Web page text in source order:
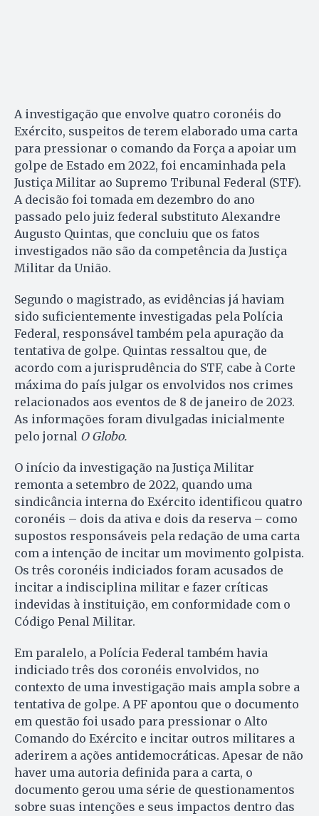
A investigação que envolve quatro coronéis do
Exército, suspeitos de terem elaborado uma carta
para pressionar o comando da Força a apoiar um
golpe de Estado em 2022, foi encaminhada pela
Justiça Militar ao Supremo Tribunal Federal (STF).
A decisão foi tomada em dezembro do ano
passado pelo juiz federal substituto Alexandre
Augusto Quintas, que concluiu que os fatos
investigados não são da competência da Justiça
Militar da União.
Segundo o magistrado, as evidências já haviam
sido suficientemente investigadas pela Polícia
Federal, responsável também pela apuração da
tentativa de golpe. Quintas ressaltou que, de
acordo com a jurisprudência do STF, cabe à Corte
máxima do país julgar os envolvidos nos crimes
relacionados aos eventos de 8 de janeiro de 2023.
As informações foram divulgadas inicialmente
pelo jornal O Globo.
O início da investigação na Justiça Militar
remonta a setembro de 2022, quando uma
sindicância interna do Exército identificou quatro
coronéis – dois da ativa e dois da reserva – como
supostos responsáveis pela redação de uma carta
com a intenção de incitar um movimento golpista.
Os três coronéis indiciados foram acusados de
incitar a indisciplina militar e fazer críticas
indevidas à instituição, em conformidade com o
Código Penal Militar.
Em paralelo, a Polícia Federal também havia
indiciado três dos coronéis envolvidos, no
contexto de uma investigação mais ampla sobre a
tentativa de golpe. A PF apontou que o documento
em questão foi usado para pressionar o Alto
Comando do Exército e incitar outros militares a
aderirem a ações antidemocráticas. Apesar de não
haver uma autoria definida para a carta, o
documento gerou uma série de questionamentos
sobre suas intenções e seus impactos dentro das